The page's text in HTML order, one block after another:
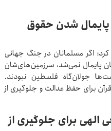
پایمال شدن حقوق
اگر مسلمانان در جنگ جهانی
پایمال نمی‌شد، سرزمین‌های‌شان
جولان‌گاه فلسطین نبودند.
برای حفظ عدالت و جلوگیری از
برای جلوگیری از